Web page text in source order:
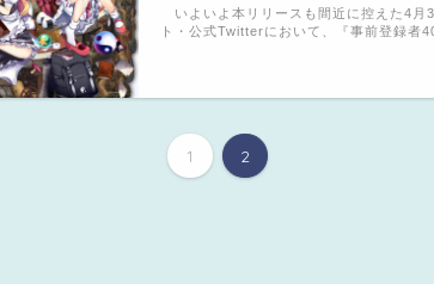
いよいよ本リリースも間近に控えた4月
ト・公式Twitterにおいて、『事前登録者
1 2